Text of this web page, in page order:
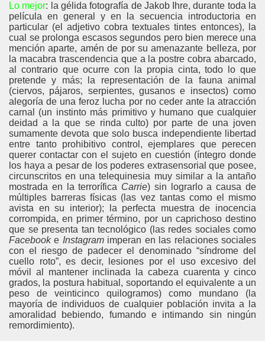
Lo mejor: la gélida fotografía de Jakob Ihre, durante toda la
película en general y en la secuencia introductoria en
particular (el adjetivo cobra textuales tintes entonces), la
cual se prolonga escasos segundos pero bien merece una
mención aparte, amén de por su amenazante belleza, por
la macabra trascendencia que a la postre cobra abarcado,
al contrario que ocurre con la propia cinta, todo lo que
pretende y más; la representación de la fauna animal
(ciervos, pájaros, serpientes, gusanos e insectos) como
alegoría de una feroz lucha por no ceder ante la atracción
carnal (un instinto más primitivo y humano que cualquier
deidad a la que se rinda culto) por parte de una joven
sumamente devota que solo busca independiente libertad
entre tanto prohibitivo control, ejemplares que perecen
querer contactar con el sujeto en cuestión (íntegro donde
los haya a pesar de los poderes extrasensorial que posee,
circunscritos en una telequinesia muy similar a la antaño
mostrada en la terrorífica Carrie) sin lograrlo a causa de
múltiples barreras físicas (las vez tantas como el mismo
avista en su interior); la perfecta muestra de inocencia
corrompida, en primer término, por un caprichoso destino
que se presenta tan tecnológico (las redes sociales como
Facebooke Instagram imperan en las relaciones sociales
con el riesgo de padecer el denominado “síndrome del
cuello roto”, es decir, lesiones por el uso excesivo del
móvil al mantener inclinada la cabeza cuarenta y cinco
grados, la postura habitual, soportando el equivalente a un
peso de veinticinco quilogramos) como mundano (la
mayoría de individuos de cualquier población invita a la
amoralidad bebiendo, fumando e intimando sin ningún
remordimiento).